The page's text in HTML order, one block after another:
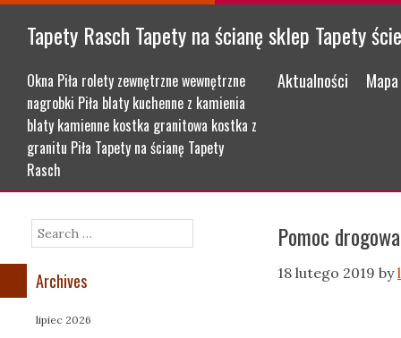
Tapety Rasch Tapety na ścianę sklep Tapety
Okna Piła rolety zewnętrzne wewnętrzne
nagrobki Piła blaty kuchenne z kamienia
blaty kamienne kostka granitowa kostka z
granitu Piła Tapety na ścianę Tapety
Rasch
Menu
Skip to content
Aktualności
Pomoc
18 lutego 2019 by
Search
Archives
lipiec 2026